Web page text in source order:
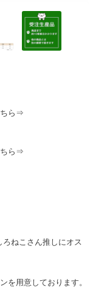
ちら⇒
ちら⇒
ねこさん推しにオス
を用意しております。